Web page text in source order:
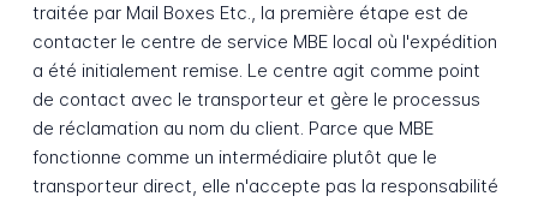
traitée par Mail Boxes Etc., la première étape est de
contacter le centre de service MBE local où l'expédition
a été initialement remise. Le centre agit comme point
de contact avec le transporteur et gère le processus
de réclamation au nom du client. Parce que MBE
fonctionne comme un intermédiaire plutôt que le
transporteur direct, elle n'accepte pas la responsabilité